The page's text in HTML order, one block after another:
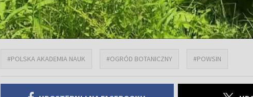
#POLSKA AKADEMIA NAUK #OGRÓD BOTANICZNY #POWSIN